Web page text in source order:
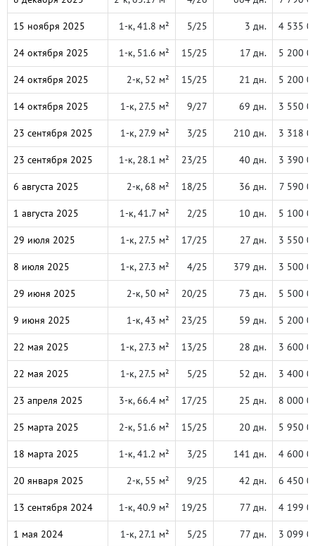
15 ноября 2025 1-к, 41.8 м² 5/25 3 дн. 4 535
24 октября 2025 1-к, 51.6 м² 15/25 17 дн. 5 200
24 октября 2025 2-к, 52 м² 15/25 21 дн. 5 200
14 октября 2025 1-к, 27.5 м² 9/27 69 дн. 3 550
23 сентября 2025 1-к, 27.9 м² 3/25 210 дн. 3 318
23 сентября 2025 1-к, 28.1 м² 23/25 40 дн. 3 390
6 августа 2025 2-к, 68 м² 18/25 36 дн. 7 590
1 августа 2025 1-к, 41.7 м² 2/25 10 дн. 5 100
29 июля 2025 1-к, 27.5 м² 17/25 27 дн. 3 550
8 июля 2025 1-к, 27.3 м² 4/25 379 дн. 3 500
29 июня 2025 2-к, 50 м² 20/25 73 дн. 5 500
9 июня 2025 1-к, 43 м² 23/25 59 дн. 5 200
22 мая 2025 1-к, 27.3 м² 13/25 28 дн. 3 600
22 мая 2025 1-к, 27.5 м² 5/25 52 дн. 3 400
23 апреля 2025 3-к, 66.4 м² 17/25 25 дн. 8 000
25 марта 2025 2-к, 51.6 м² 15/25 20 дн. 5 950
18 марта 2025 1-к, 41.2 м² 3/25 141 дн. 4 600
20 января 2025 2-к, 55 м² 9/25 42 дн. 6 450
13 сентября 2024 1-к, 40.9 м² 19/25 77 дн. 4 199
1 мая 2024 1-к, 27.1 м² 5/25 77 дн. 3 099